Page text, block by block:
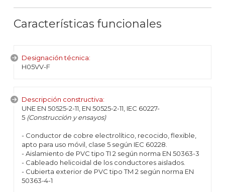
Características funcionales
Designación técnica:
H05VV-F
Descripción constructiva:
UNE EN 50525-2-11, EN 50525-2-11, IEC 60227-
5 (Construcción y ensayos)
- Conductor de cobre electrolítico, recocido, flexible,
apto para uso móvil, clase 5 según IEC 60228.
- Aislamiento de PVC tipo TI 2 según norma EN 50363-3
- Cableado helicoidal de los conductores aislados.
- Cubierta exterior de PVC tipo TM 2 según norma EN
50363-4-1